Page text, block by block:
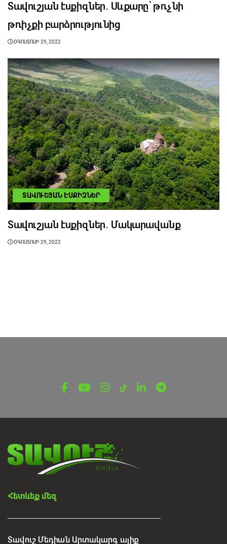
Տավուշյան էսքիզներ․ Սևքարը՝ թռչնի
թռիչքի բարձրությունից
ՕԳՈՍՏՈՍԻ 29, 2022
ՏԱՎՈՒՇՅԱՆ ԷՍՔԻԶՆԵՐ
Տավուշյան էսքիզներ․ Մակարավանք
ՕԳՈՍՏՈՍԻ 29, 2022
Հետևեք մեզ
Տավուշ Մեդիան Արտակարգ ալիք